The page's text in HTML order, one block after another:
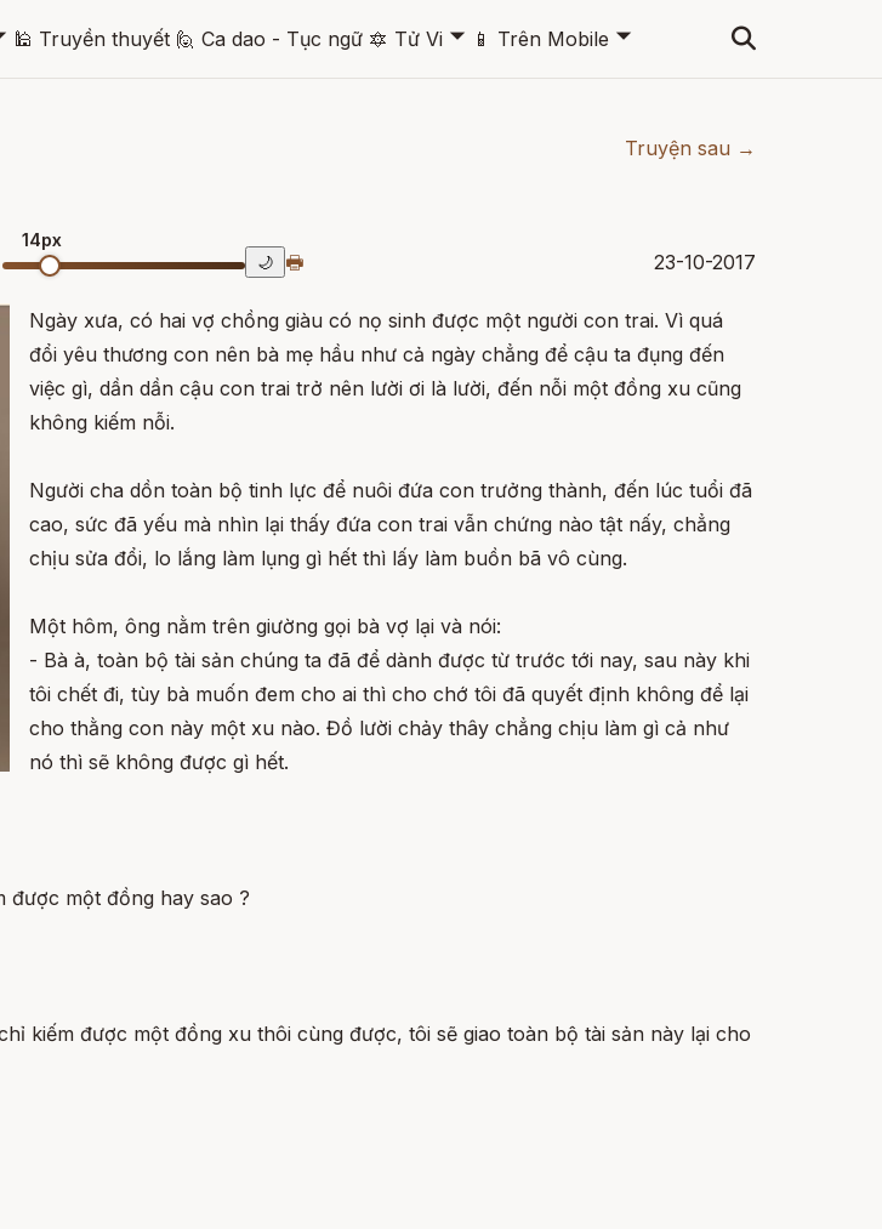
🕌 Truyền thuyết 🙋 Ca dao - Tục ngữ 🔯 Tử Vi 🞃 📱 Trên Mobile 🞃
Truyện sau →
14px
🌙 🖶 23-10-2017
Ngày xưa, có hai vợ chồng giàu có nọ sinh được một người con trai. Vì quá
đổi yêu thương con nên bà mẹ hầu như cả ngày chẳng để cậu ta đụng đến
việc gì, dần dần cậu con trai trở nên lười ơi là lười, đến nỗi một đồng xu cũng
không kiếm nỗi.
Người cha dồn toàn bộ tinh lực để nuôi đứa con trưởng thành, đến lúc tuổi đã
cao, sức đã yếu mà nhìn lại thấy đứa con trai vẫn chứng nào tật nấy, chẳng
chịu sửa đổi, lo lắng làm lụng gì hết thì lấy làm buồn bã vô cùng.
Một hôm, ông nằm trên giường gọi bà vợ lại và nói:
- Bà à, toàn bộ tài sản chúng ta đã để dành được từ trước tới nay, sau này khi
tôi chết đi, tùy bà muốn đem cho ai thì cho chớ tôi đã quyết định không để lại
cho thằng con này một xu nào. Đồ lười chảy thây chẳng chịu làm gì cả như
nó thì sẽ không được gì hết.
được một đồng hay sao ?
kiếm được một đồng xu thôi cùng được, tôi sẽ giao toàn bộ tài sản này lại cho